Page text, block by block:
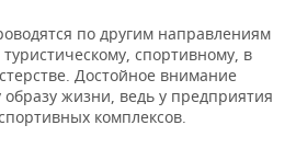
по другим направлениям
спортивному, в
Достойное внимание
образу жизни, ведь у предприятия
комплексов.